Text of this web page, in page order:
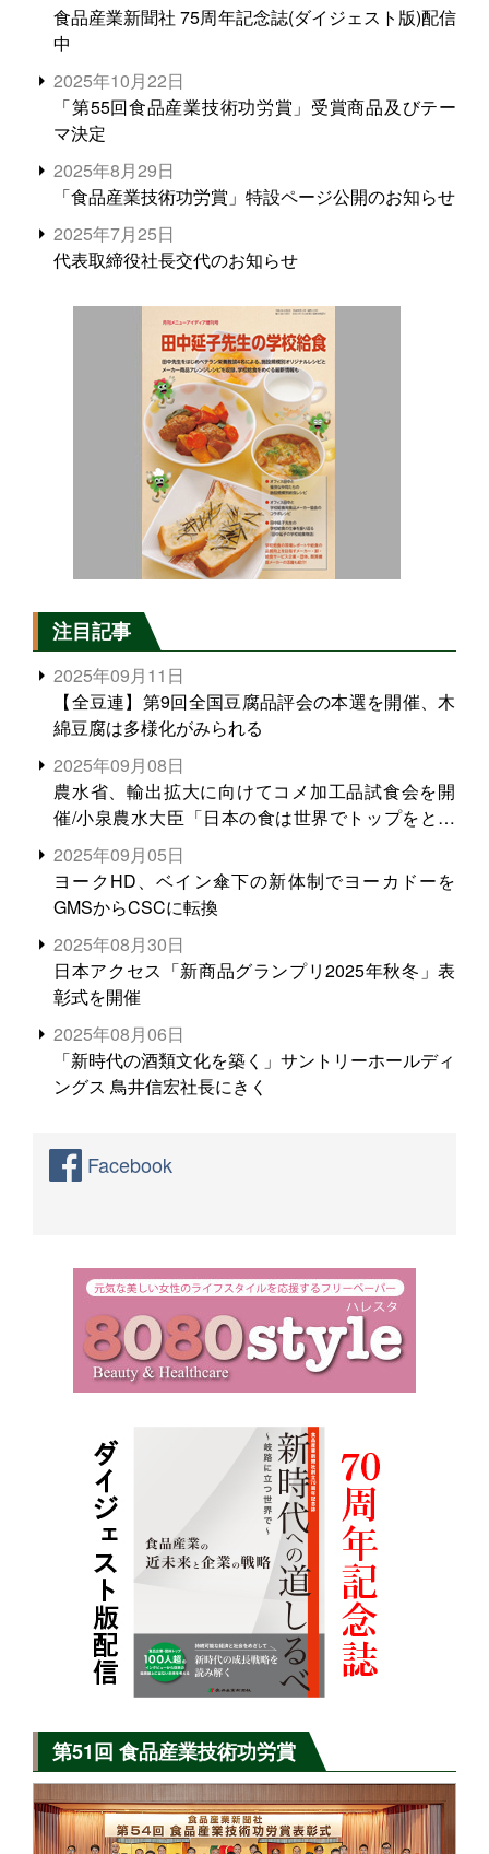
食品産業新聞社 75周年記念誌(ダイジェスト版)配信
中
2025年10月22日
「第55回食品産業技術功労賞」受賞商品及びテー
マ決定
2025年8月29日
「食品産業技術功労賞」特設ページ公開のお知らせ
2025年7月25日
代表取締役社長交代のお知らせ
注目記事
2025年09月11日
【全豆連】第9回全国豆腐品評会の本選を開催、木
綿豆腐は多様化がみられる
2025年09月08日
農水省、輸出拡大に向けてコメ加工品試食会を開
催/小泉農水大臣「日本の食は世界でトップをとれ
る。米増産に向けて、米輸出需要の拡大を」
2025年09月05日
ヨークHD、ベイン傘下の新体制でヨーカドーを
GMSからCSCに転換
2025年08月30日
日本アクセス「新商品グランプリ2025年秋冬」表
彰式を開催
2025年08月06日
「新時代の酒類文化を築く」サントリーホールディ
ングス 鳥井信宏社長にきく
Facebook
第51回 食品産業技術功労賞